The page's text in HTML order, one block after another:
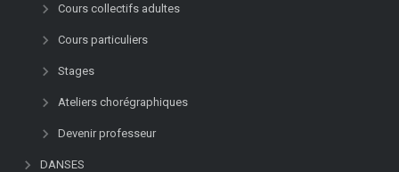
Cours collectifs adultes
Cours particuliers
Stages
Ateliers chorégraphiques
Devenir professeur
DANSES